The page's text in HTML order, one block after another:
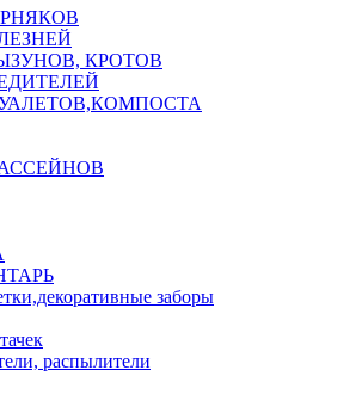
КРОТОВ
заборы
распылители